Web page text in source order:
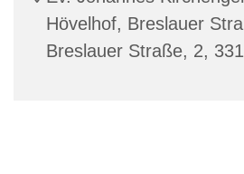
Hövelhof, Breslauer
Breslauer Straße, 2,